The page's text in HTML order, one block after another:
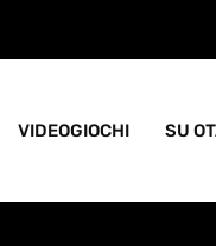
VIDEOGIOCHI SU